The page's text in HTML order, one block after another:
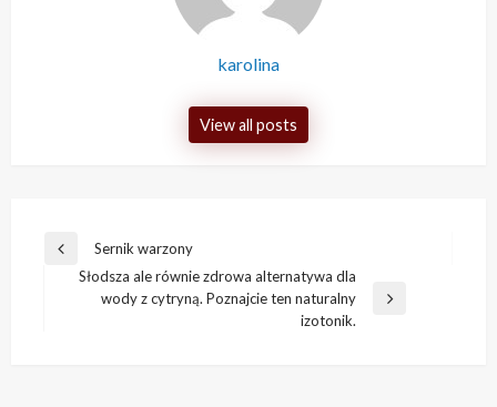
karolina
View all posts
Nawigacja
wpisu
Previous
Sernik warzony
Słodsza ale równie zdrowa alternatywa dla
wody z cytryną. Poznajcie ten naturalny
izotonik.